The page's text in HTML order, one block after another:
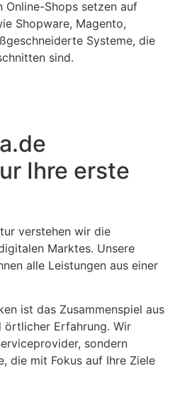
Online-Shops setzen auf
Shopware, Magento,
Systeme, die
sind.
Ihre erste
verstehen wir die
Marktes. Unsere
alle Leistungen aus einer
ist das Zusammenspiel aus
örtlicher Erfahrung. Wir
sondern
die mit Fokus auf Ihre Ziele